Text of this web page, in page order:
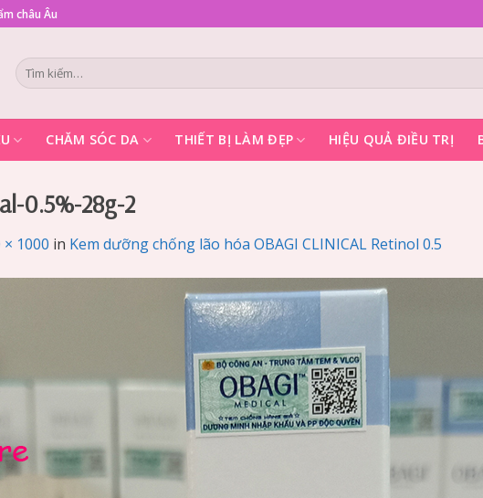
châu Âu
Tìm
kiếm:
CHĂM SÓC DA THIẾT BỊ LÀM ĐẸP HIỆU QUẢ ĐIỀU TRỊ
0.5%-28g-2
× 1000 in Kem dưỡng chống lão hóa OBAGI CLINICAL Retinol 0.5